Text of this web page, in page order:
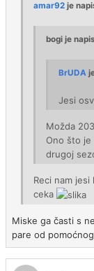
amar92 je
bogi je
BrUDA
Jesi
Možda
Ono što je
drugoj
Reci nam
ceka
Miske ga časti s
pare od